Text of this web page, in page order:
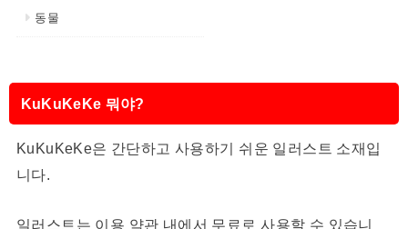
동물
KuKuKeKe 뭐야?
KuKuKeKe은 간단하고 사용하기 쉬운 일러스트 소재입
니다.
일러스트는 이용 약관 내에서 무료로 사용할 수 있습니